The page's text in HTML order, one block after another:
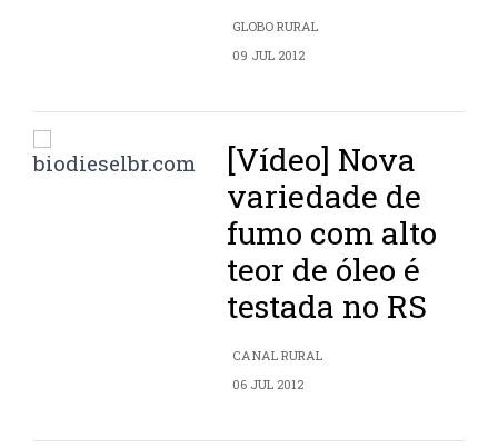
GLOBO RURAL
09 JUL 2012
[Vídeo] Nova
variedade de
fumo com alto
teor de óleo é
testada no RS
CANAL RURAL
06 JUL 2012